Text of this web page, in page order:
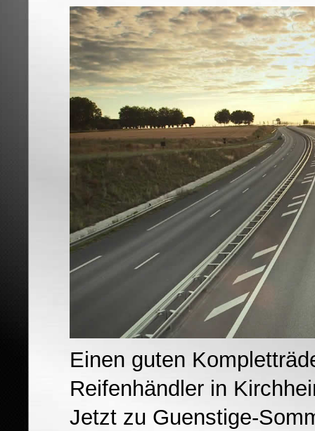
Einen guten
Reifenhändler in
Jetzt zu Guenstige-